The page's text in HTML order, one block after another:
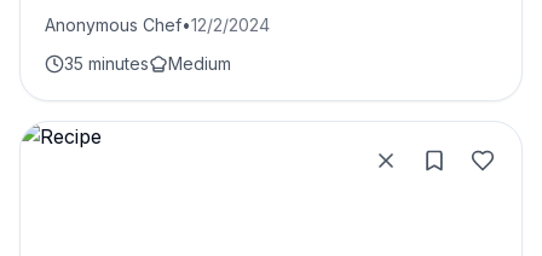
Anonymous Chef•12/2/2024
35 minutes
Medium